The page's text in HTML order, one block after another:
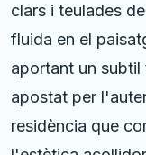
clars i teulades
fluida en el
aportant un
apostat per
residència que